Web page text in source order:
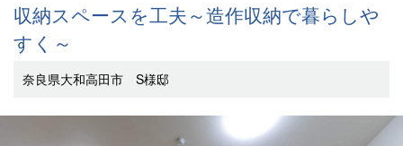
収納スペースを工夫～造作収納で暮らしや
すく～
奈良県大和高田市 S様邸